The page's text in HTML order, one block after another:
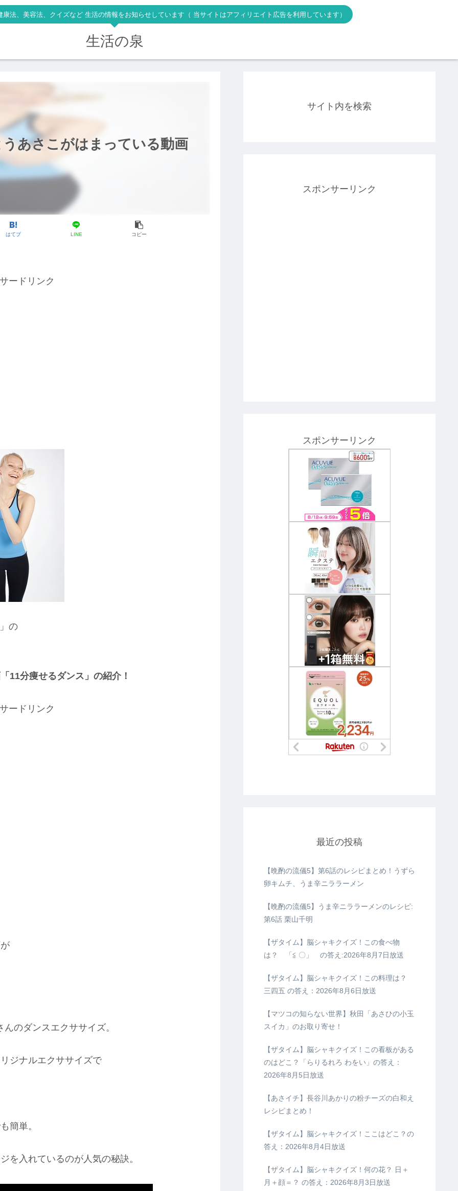
法、美容法、クイズなど 生活の情報をお知らせしています（ 当サイトはアフィリエイト広告を利用しています）
生活の泉
あさこがはまっている動画
はてブ LINE コピー
ードリンク
の
11分痩せるダンス」の紹介！
ードリンク
のダンスエクササイズ。
ジナルエクササイズで
簡単。
を入れているのが人気の秘訣。
サイト内を検索
スポンサーリンク
スポンサーリンク
最近の投稿
【晩酌の流儀5】第6話のレシピまとめ！うずら
卵キムチ、うま辛ニララーメン
【晩酌の流儀5】うま辛ニララーメンのレシピ:
第6話 栗山千明
【ザタイム】脳シャキクイズ！この食べ物
は？ 「≦ 〇」 の答え:2026年8月7日放送
【ザタイム】脳シャキクイズ！この料理は？
三四五 の答え：2026年8月6日放送
【マツコの知らない世界】秋田「あさひの小玉
スイカ」のお取り寄せ！
【ザタイム】脳シャキクイズ！この看板がある
のはどこ？「らりるれろ わをい」の答え：
2026年8月5日放送
【あさイチ】長谷川あかりの粉チーズの白和え
レシピまとめ！
【ザタイム】脳シャキクイズ！ここはどこ？の
答え：2026年8月4日放送
【ザタイム】脳シャキクイズ！何の花？ 日＋
月＋顔＝？ の答え：2026年8月3日放送